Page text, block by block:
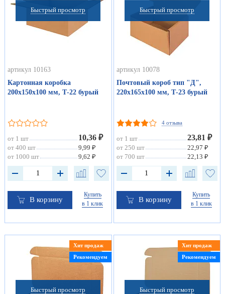
Быстрый просмотр
артикул 10163
Картонная коробка
200х150х100 мм, Т-22 бурый
от 1 шт 10,36 ₽
от 400 шт
9,99 ₽
от 1000 шт
9,62 ₽
В корзину
Купить
в 1 клик
Быстрый просмотр
артикул 10078
Почтовый короб тип "Д",
220х165х100 мм, Т-23 бурый
4 отзыва
от 1 шт 23,81 ₽
от 250 шт
22,97 ₽
от 700 шт
22,13 ₽
В корзину
Купить
в 1 клик
Быстрый просмотр
Хит продаж
Рекомендуем
Быстрый просмотр
Хит продаж
Рекомендуем